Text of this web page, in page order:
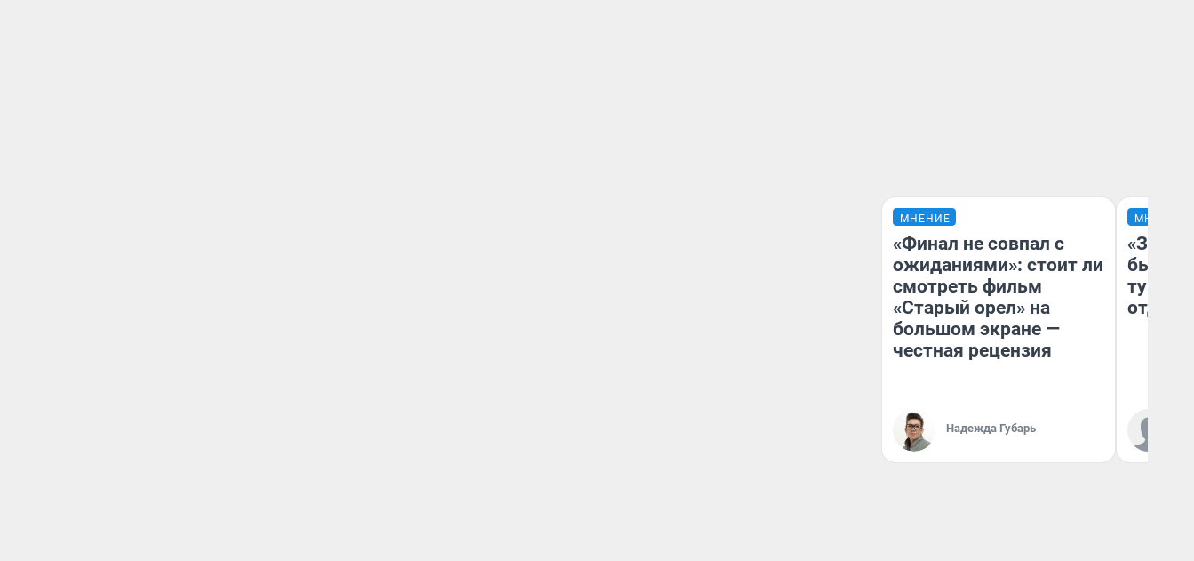
МНЕНИЕ
«Финал не совпал с
ожиданиями»: стоит ли
смотреть фильм
«Старый орел» на
большом экране —
честная рецензия
Надежда Губарь
МНЕНИЕ
«За
были